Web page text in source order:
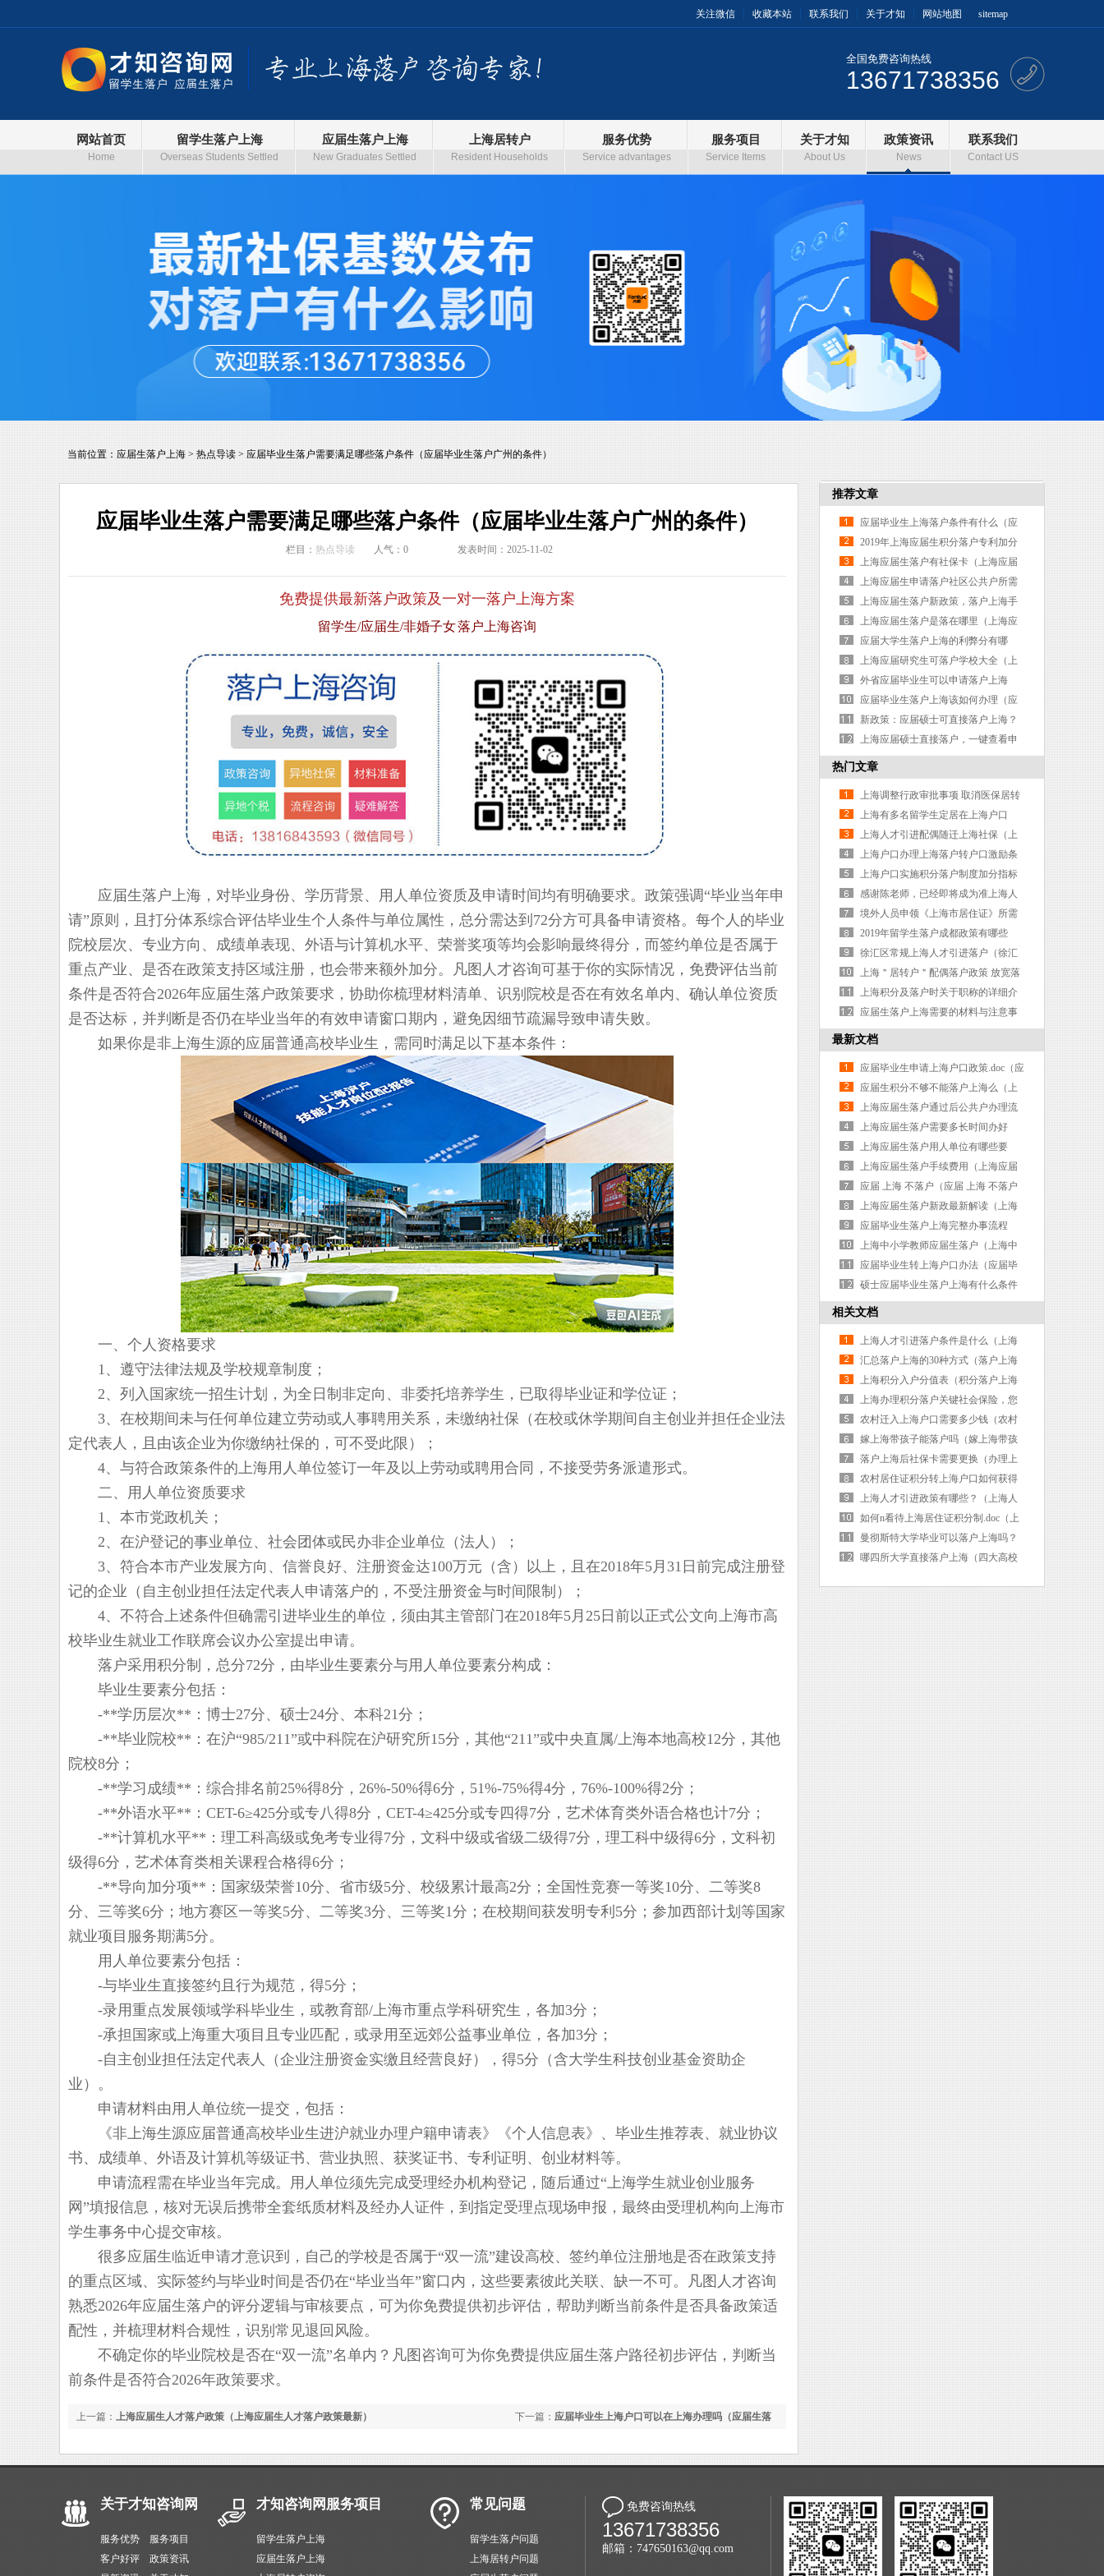
关注微信 收藏本站 联系我们 关于才知 网站地图 sitemap
全国免费咨询热线
13671738356
网站首页
Home
留学生落户上海
Overseas Students Settled
应届生落户上海
New Graduates Settled
上海居转户
Resident Households
服务优势
Service advantages
服务项目
Service Items
关于才知
About Us
政策资讯
News
联系我们
Contact US
当前位置： 应届生落户上海 > 热点导读 > 应届毕业生落户需要满足哪些落户条件（应届毕业生落户广州的条件）
应届毕业生落户需要满足哪些落户条件（应届毕业生落户广州的条件）
栏目： 热点导读 人气： 0 发表时间：2025-11-02
免费提供最新落户政策及一对一落户上海方案
留学生/应届生/非婚子女 落户上海咨询
应届生落户上海，对毕业身份、学历背景、用人单位资质及申请时间均有明确要求。政策强调“毕业当年申
请”原则，且打分体系综合评估毕业生个人条件与单位属性，总分需达到72分方可具备申请资格。每个人的毕业
院校层次、专业方向、成绩单表现、外语与计算机水平、荣誉奖项等均会影响最终得分，而签约单位是否属于
重点产业、是否在政策支持区域注册，也会带来额外加分。凡图人才咨询可基于你的实际情况，免费评估当前
条件是否符合2026年应届生落户政策要求，协助你梳理材料清单、识别院校是否在有效名单内、确认单位资质
是否达标，并判断是否仍在毕业当年的有效申请窗口期内，避免因细节疏漏导致申请失败。
如果你是非上海生源的应届普通高校毕业生，需同时满足以下基本条件：
一、个人资格要求
1、遵守法律法规及学校规章制度；
2、列入国家统一招生计划，为全日制非定向、非委托培养学生，已取得毕业证和学位证；
3、在校期间未与任何单位建立劳动或人事聘用关系，未缴纳社保（在校或休学期间自主创业并担任企业法
定代表人，且由该企业为你缴纳社保的，可不受此限）；
4、与符合政策条件的上海用人单位签订一年及以上劳动或聘用合同，不接受劳务派遣形式。
二、用人单位资质要求
1、本市党政机关；
2、在沪登记的事业单位、社会团体或民办非企业单位（法人）；
3、符合本市产业发展方向、信誉良好、注册资金达100万元（含）以上，且在2018年5月31日前完成注册登
记的企业（自主创业担任法定代表人申请落户的，不受注册资金与时间限制）；
4、不符合上述条件但确需引进毕业生的单位，须由其主管部门在2018年5月25日前以正式公文向上海市高
校毕业生就业工作联席会议办公室提出申请。
落户采用积分制，总分72分，由毕业生要素分与用人单位要素分构成：
毕业生要素分包括：
-**学历层次**：博士27分、硕士24分、本科21分；
-**毕业院校**：在沪“985/211”或中科院在沪研究所15分，其他“211”或中央直属/上海本地高校12分，其他
院校8分；
-**学习成绩**：综合排名前25%得8分，26%-50%得6分，51%-75%得4分，76%-100%得2分；
-**外语水平**：CET-6≥425分或专八得8分，CET-4≥425分或专四得7分，艺术体育类外语合格也计7分；
-**计算机水平**：理工科高级或免考专业得7分，文科中级或省级二级得7分，理工科中级得6分，文科初
级得6分，艺术体育类相关课程合格得6分；
-**导向加分项**：国家级荣誉10分、省市级5分、校级累计最高2分；全国性竞赛一等奖10分、二等奖8
分、三等奖6分；地方赛区一等奖5分、二等奖3分、三等奖1分；在校期间获发明专利5分；参加西部计划等国家
就业项目服务期满5分。
用人单位要素分包括：
-与毕业生直接签约且行为规范，得5分；
-录用重点发展领域学科毕业生，或教育部/上海市重点学科研究生，各加3分；
-承担国家或上海重大项目且专业匹配，或录用至远郊公益事业单位，各加3分；
-自主创业担任法定代表人（企业注册资金实缴且经营良好），得5分（含大学生科技创业基金资助企
业）。
申请材料由用人单位统一提交，包括：
《非上海生源应届普通高校毕业生进沪就业办理户籍申请表》《个人信息表》、毕业生推荐表、就业协议
书、成绩单、外语及计算机等级证书、营业执照、获奖证书、专利证明、创业材料等。
申请流程需在毕业当年完成。用人单位须先完成受理经办机构登记，随后通过“上海学生就业创业服务
网”填报信息，核对无误后携带全套纸质材料及经办人证件，到指定受理点现场申报，最终由受理机构向上海市
学生事务中心提交审核。
很多应届生临近申请才意识到，自己的学校是否属于“双一流”建设高校、签约单位注册地是否在政策支持
的重点区域、实际签约与毕业时间是否仍在“毕业当年”窗口内，这些要素彼此关联、缺一不可。凡图人才咨询
熟悉2026年应届生落户的评分逻辑与审核要点，可为你免费提供初步评估，帮助判断当前条件是否具备政策适
配性，并梳理材料合规性，识别常见退回风险。
不确定你的毕业院校是否在“双一流”名单内？凡图咨询可为你免费提供应届生落户路径初步评估，判断当
前条件是否符合2026年政策要求。
下一篇： 应届毕业生上海户口可以在上海办理吗（应届生落
上一篇： 上海应届生人才落户政策（上海应届生人才落户政策最新）
推荐文章
应届毕业生上海落户条件有什么（应
届毕业生上海落户条件有什么影响）
2019年上海应届生积分落户专利加分
指南？
上海应届生落户有社保卡（上海应届
生落户有社保卡吗）
上海应届生申请落户社区公共户所需
材料（上海户口迁入社区公共户的条
件）
上海应届生落户新政策，落户上海手
续办理（上海应届生落户新政策,落户
上海手续办理需要多久）
上海应届生落户是落在哪里（上海应
届生落户口需要什么条件）
应届大学生落户上海的利弊分有哪
些？（普通大学生落户上海）
上海应届研究生可落户学校大全（上
海本地研究生落户）
外省应届毕业生可以申请落户上海
吗？（外地毕业生落户上海）
应届毕业生落户上海该如何办理（应
届毕业生落户上海该如何办理居住
证）
新政策：应届硕士可直接落户上海？
（应届研究生落户上海政策）
上海应届硕士直接落户，一键查看申
请流程！（应届研究生上海落户）
热门文章
上海调整行政审批事项 取消医保居转
户部分申请材料
上海有多名留学生定居在上海户口
上海人才引进配偶随迁上海社保（上
海引进人才配偶随迁条件）
上海户口办理上海落户转户口激励条
件
上海户口实施积分落户制度加分指标
及分值（上海户口积分落户需要多少
分）
感谢陈老师，已经即将成为准上海人
了
境外人员申领《上海市居住证》所需
提交的材料
2019年留学生落户成都政策有哪些
徐汇区常规上海人才引进落户（徐汇
区人才引进补贴）
上海＂居转户＂配偶落户政策 放宽落
户地规定
上海积分及落户时关于职称的详细介
绍
应届生落户上海需要的材料与注意事
项一览（应届生落户上海需要多久）
最新文档
应届毕业生申请上海户口政策.doc（应
届毕业生上海户口落户政策）
应届生积分不够不能落户上海么（上
海落户应届生积分需要满足72分）
上海应届生落户通过后公共户办理流
程指南（上海应届生落户 公寓）
上海应届生落户需要多长时间办好
（上海应届生落户需要多久）
上海应届生落户用人单位有哪些要
求？（上海应届生落户 用人单位）
上海应届生落户手续费用（上海应届
生落户全过程）
应届 上海 不落户（应届 上海 不落户
有影响吗）
上海应届生落户新政最新解读（上海
应届生落户新政最新解读公示）
应届毕业生落户上海完整办事流程
（应届毕业生 落户上海）
上海中小学教师应届生落户（上海中
小学教师应届生落户流程）
应届毕业生转上海户口办法（应届毕
业生落户上海基本条件）
硕士应届毕业生落户上海有什么条件
（硕士毕业生如何落户上海）
相关文档
上海人才引进落户条件是什么（上海
人才引进落户条件是什么样的）
汇总落户上海的30种方式（落户上海
的三种方案）
上海积分入户分值表（积分落户上海
积分表）
上海办理积分落户关键社会保险，您
了解吗？（上海积分落户办理流程）
农村迁入上海户口需要多少钱（农村
迁入上海户口需要多少钱一个月）
嫁上海带孩子能落户吗（嫁上海带孩
子能落户吗现在）
落户上海后社保卡需要更换（办理上
海户口后社保卡需要更换吗）
农村居住证积分转上海户口如何获得
（上海市居住证积分转落户）
上海人才引进政策有哪些？（上海人
才引进的条件是啥）
如何n看待上海居住证积分制.doc（上
海 居住证积分）
曼彻斯特大学毕业可以落户上海吗？
（曼彻斯特大学毕业可以落户上海吗
哪四所大学直接落户上海（四大高校
关于才知咨询网
服务优势
服务项目
客户好评
政策资讯
才知咨询网服务项目
留学生落户上海
应届生落户上海
常见问题
留学生落户问题
上海居转户问题
免费咨询热线
13671738356
邮箱：747650163@qq.com